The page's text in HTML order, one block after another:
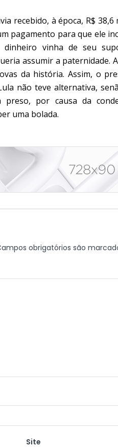
recebido, à época, R$ 38,6
pagamento para que ele
dinheiro vinha de seu
assumir a paternidade.
da história. Assim, o
não teve alternativa,
preso, por causa da
uma bolada.
obrigatórios são
Site